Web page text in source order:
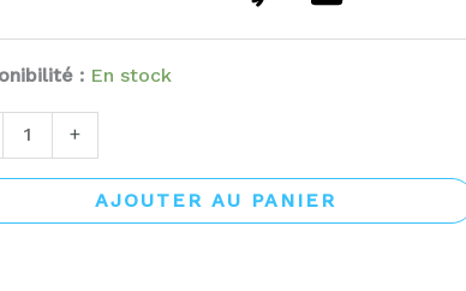
: En stock
+
AJOUTER AU PANIER